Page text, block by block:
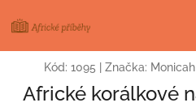
na
Kód: 1095 Značka:
Africké korálkové